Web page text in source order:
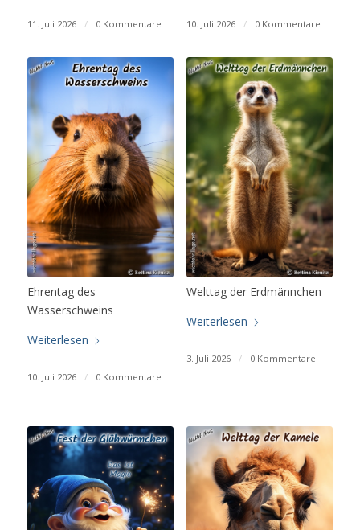
11. Juli 2026 / 0 Kommentare 10. Juli 2026 / 0 Kommentare
Ehrentag des
Wasserschweins
Weiterlesen
10. Juli 2026 / 0 Kommentare
Welttag der Erdmännchen
Weiterlesen
3. Juli 2026 / 0 Kommentare